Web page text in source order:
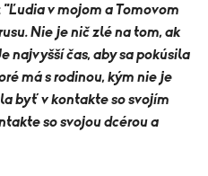
"Ľudia v mojom a Tomovom
Nie je nič zlé na tom, ak
najvyšší čas, aby sa pokúsila
má s rodinou, kým nie je
byť v kontakte so svojím
so svojou dcérou a